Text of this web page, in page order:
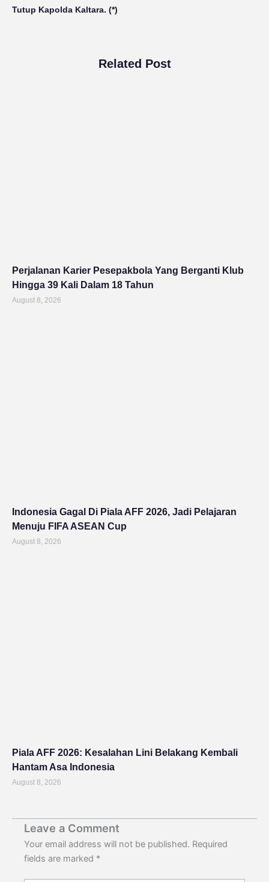
Tutup Kapolda Kaltara. (*)
Related Post
Perjalanan Karier Pesepakbola Yang Berganti Klub
Hingga 39 Kali Dalam 18 Tahun
August 8, 2026
Indonesia Gagal Di Piala AFF 2026, Jadi Pelajaran
Menuju FIFA ASEAN Cup
August 8, 2026
Piala AFF 2026: Kesalahan Lini Belakang Kembali
Hantam Asa Indonesia
August 8, 2026
Leave a Comment
Your email address will not be published. Required
fields are marked *